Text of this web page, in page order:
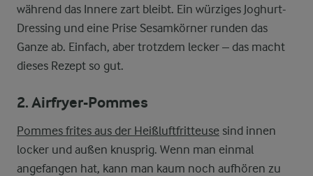
während das Innere zart bleibt. Ein würziges Joghurt-
Dressing und eine Prise Sesamkörner runden das
Ganze ab. Einfach, aber trotzdem lecker – das macht
dieses Rezept so gut.
2. Airfryer-Pommes
Pommes frites aus der Heißluftfritteuse sind innen
locker und außen knusprig. Wenn man einmal
angefangen hat, kann man kaum noch aufhören zu